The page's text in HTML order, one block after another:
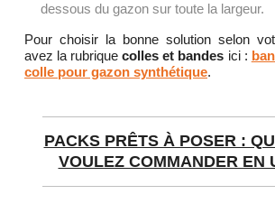
dessous du gazon sur toute la largeur.
Pour choisir la bonne solution selon
avez la rubriquecolles et bandes ici :
colle pour gazon synthétique.
PACKS PRÊTS À POSER :
VOULEZ COMMANDER EN